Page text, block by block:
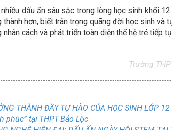
dấu ấn sâu sắc trong lòng học sinh khối
hơn, biết trân trọng quãng đời học sinh và
cách và phát triển toàn diện thế hệ trẻ tiếp
Trường
THÀNH ĐẦY TỰ HÀO CỦA HỌC SINH LỚP 12
phúc” tại THPT Bảo Lộc